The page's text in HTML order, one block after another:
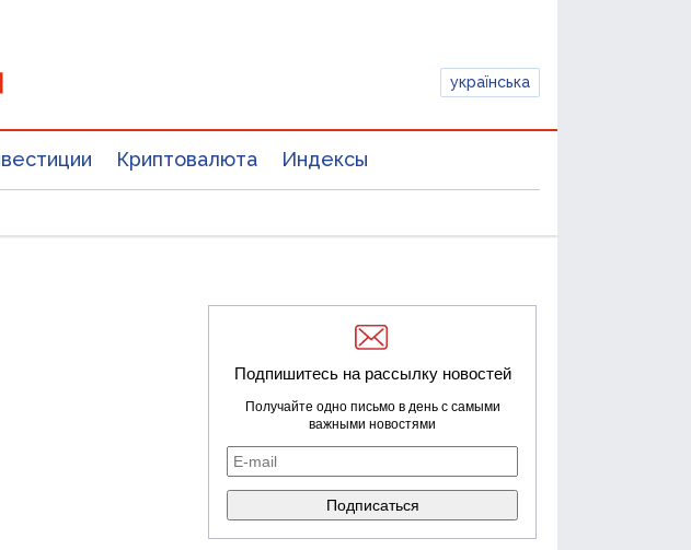
українська
Криптовалюта Индексы
Подпишитесь на рассылку новостей
Получайте одно письмо в день с самыми
важными новостями